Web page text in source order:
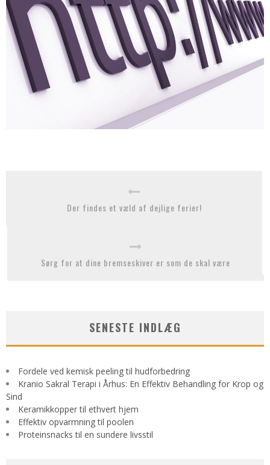
Der findes et væld af dejlige ferier!
Sørg for at dine bremseskiver er som de skal være
SENESTE INDLÆG
Fordele ved kemisk peeling til hudforbedring
Kranio Sakral Terapi i Århus: En Effektiv Behandling for Krop og
Sind
Keramikkopper til ethvert hjem
Effektiv opvarmning til poolen
Proteinsnacks til en sundere livsstil